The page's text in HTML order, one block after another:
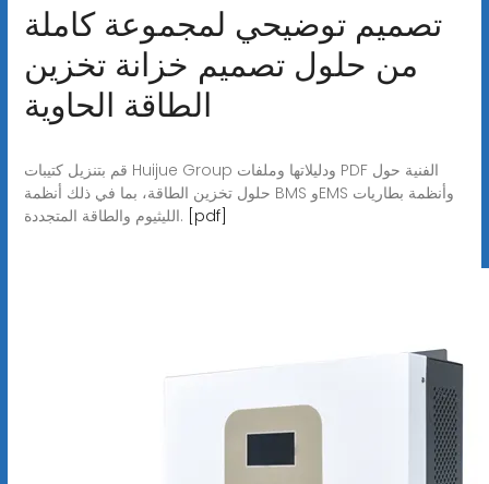
تصميم توضيحي لمجموعة كاملة
من حلول تصميم خزانة تخزين
الطاقة الحاوية
قم بتنزيل كتيبات Huijue Group ودليلاتها وملفات PDF الفنية حول
حلول تخزين الطاقة، بما في ذلك أنظمة BMS وEMS وأنظمة بطاريات
الليثيوم والطاقة المتجددة. [pdf]